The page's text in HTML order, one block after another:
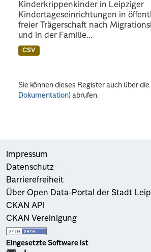
Kinderkrippenkinder in Leipziger
Kindertageseinrichtungen in
freier Trägerschaft nach
und in der Familie...
CSV
Sie können dieses Register auch über die
Dokumentation) abrufen.
Impressum
Datenschutz
Barrierefreiheit
Über Open Data-Portal der Stadt
CKAN API
CKAN Vereinigung
Eingesetzte Software ist